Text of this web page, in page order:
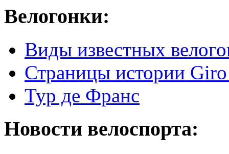
Велогонки:
Виды известных
Страницы истории
Тур де Франс
Новости велоспорта: